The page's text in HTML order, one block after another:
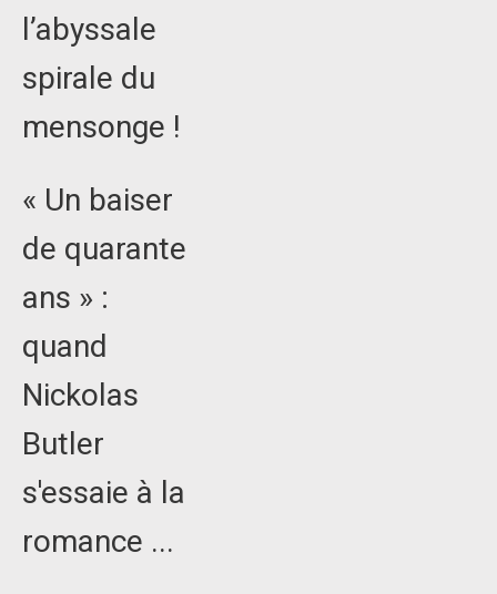
l’abyssale
spirale du
mensonge !
« Un baiser
de quarante
ans » :
quand
Nickolas
Butler
s'essaie à la
romance ...